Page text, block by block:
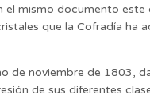
el mismo documento este
que la Cofradía ha
de noviembre de 1803,
de sus diferentes